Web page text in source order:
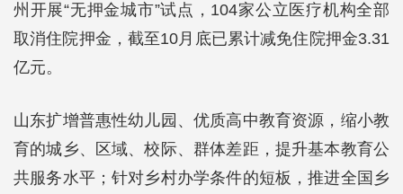
州开展“无押金城市”试点，104家公立医疗机构全部
取消住院押金，截至10月底已累计减免住院押金3.31
亿元。
山东扩增普惠性幼儿园、优质高中教育资源，缩小教
育的城乡、区域、校际、群体差距，提升基本教育公
共服务水平；针对乡村办学条件的短板，推进全国乡